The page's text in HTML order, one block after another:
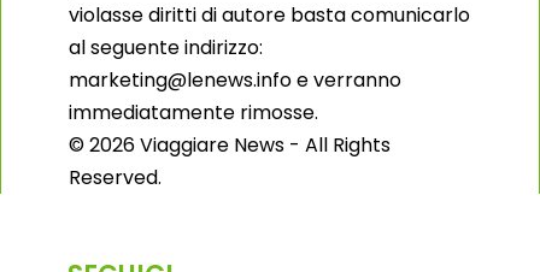
violasse diritti di autore basta comunicarlo
al seguente indirizzo:
marketing@lenews.info e verranno
immediatamente rimosse.
© 2026 Viaggiare News - All Rights
Reserved.